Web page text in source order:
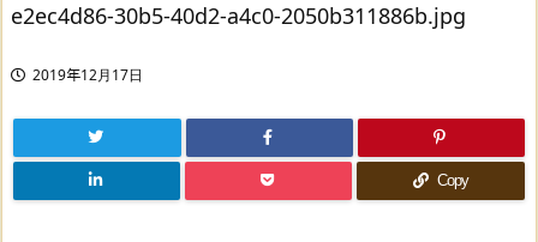
e2ec4d86-30b5-40d2-a4c0-2050b311886b.jpg
2019年12月17日
Copy